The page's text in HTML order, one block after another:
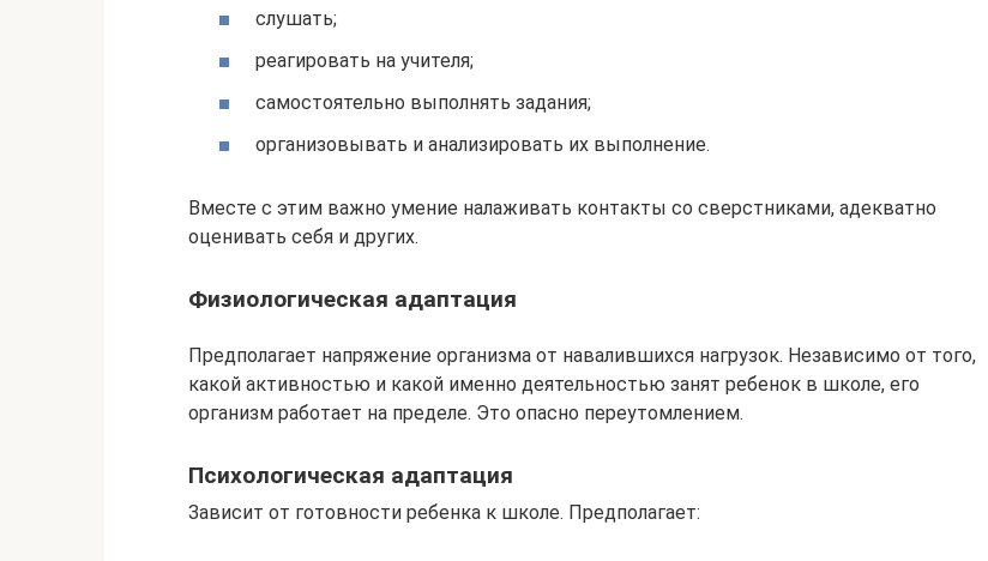
слушать;
реагировать на учителя;
самостоятельно выполнять задания;
организовывать и анализировать их выполнение.
Вместе с этим важно умение налаживать контакты со сверстниками, адекватно
оценивать себя и других.
Физиологическая адаптация
Предполагает напряжение организма от навалившихся нагрузок. Независимо от того,
какой активностью и какой именно деятельностью занят ребенок в школе, его
организм работает на пределе. Это опасно переутомлением.
Психологическая адаптация
Зависит от готовности ребенка к школе. Предполагает: